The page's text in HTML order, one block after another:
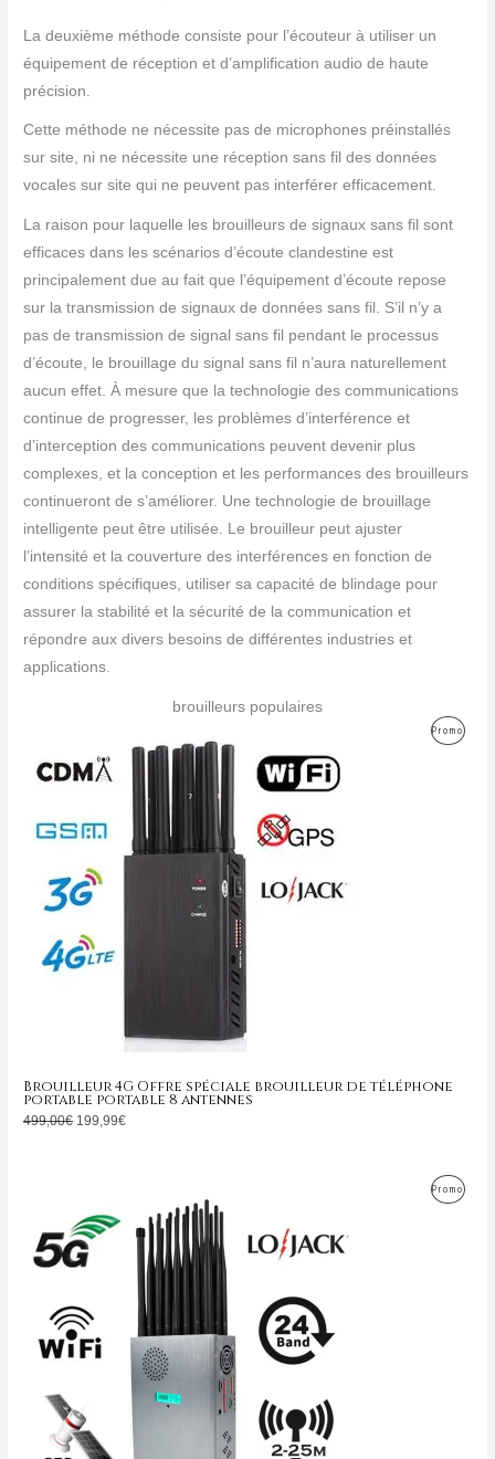
La deuxième méthode consiste pour l’écouteur à utiliser un
équipement de réception et d’amplification audio de haute
précision.
Cette méthode ne nécessite pas de microphones préinstallés
sur site, ni ne nécessite une réception sans fil des données
vocales sur site qui ne peuvent pas interférer efficacement.
La raison pour laquelle les brouilleurs de signaux sans fil sont
efficaces dans les scénarios d’écoute clandestine est
principalement due au fait que l’équipement d’écoute repose
sur la transmission de signaux de données sans fil. S’il n’y a
pas de transmission de signal sans fil pendant le processus
d’écoute, le brouillage du signal sans fil n’aura naturellement
aucun effet. À mesure que la technologie des communications
continue de progresser, les problèmes d’interférence et
d’interception des communications peuvent devenir plus
complexes, et la conception et les performances des brouilleurs
continueront de s’améliorer. Une technologie de brouillage
intelligente peut être utilisée. Le brouilleur peut ajuster
l’intensité et la couverture des interférences en fonction de
conditions spécifiques, utiliser sa capacité de blindage pour
assurer la stabilité et la sécurité de la communication et
répondre aux divers besoins de différentes industries et
applications.
brouilleurs populaires
Promo
Brouilleur 4G Offre spéciale brouilleur de téléphone
portable portable 8 antennes
499,00€
était :
499,00€.
199,99€
actuel
199,99€.
Promo
était :
1.599,00€.
actuel
est :
799,99€.